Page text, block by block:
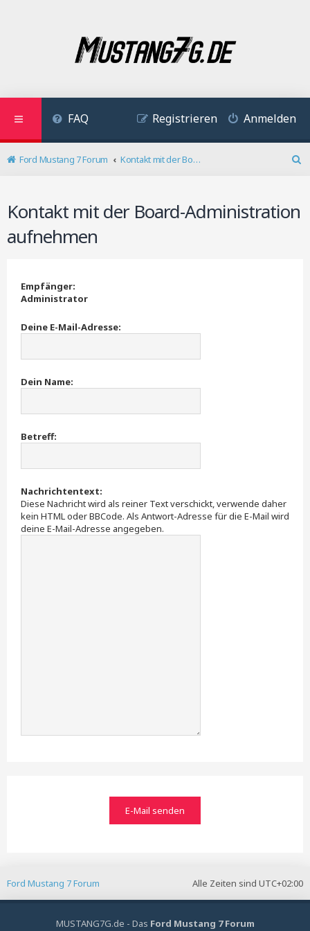
FAQ Anmelden
Registrieren
Ford Mustang 7 Forum
Kontakt mit der Board-Administration aufnehmen
Kontakt mit der Board-Administration
aufnehmen
Empfänger:
Administrator
Deine E-Mail-Adresse:
Dein Name:
Betreff:
Nachrichtentext:
Diese Nachricht wird als reiner Text verschickt, verwende daher
kein HTML oder BBCode. Als Antwort-Adresse für die E-Mail wird
deine E-Mail-Adresse angegeben.
Alle Zeiten sind UTC+02:00
Ford Mustang 7 Forum
MUSTANG7G.de - Das Ford Mustang 7 Forum